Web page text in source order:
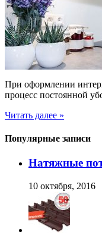
При оформлении
процесс постоянной
Читать далее »
Популярные записи
Натяжные
10 октября, 2016